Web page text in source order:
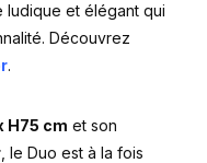
ludique et élégant qui
Découvrez
.
H75 cm et son
, le Duo est à la fois